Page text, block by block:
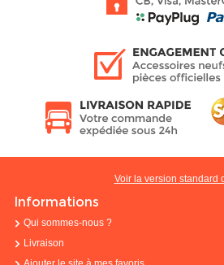
Voir la version standard
Informations
Qui sommes-nous ?
Livraison